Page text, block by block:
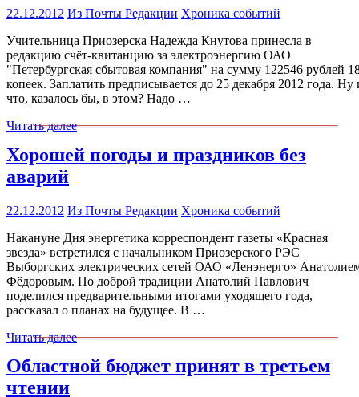
22.12.2012 Из Почты Редакции Хроника событий
Учительница Приозерска Надежда Кнутова принесла в
редакцию счёт-квитанцию за электроэнергию ОАО
"Петербургская сбытовая компания" на сумму 122546 рублей
копеек. Заплатить предписывается до 25 декабря 2012 года. Ну
что, казалось бы, в этом? Надо …
Читать далее
Хорошей погоды и праздников без
аварий
22.12.2012 Из Почты Редакции Хроника событий
Накануне Дня энергетика корреспондент газеты «Красная
звезда» встретился с начальником Приозерского РЭС
Выборгских электрических сетей ОАО «Ленэнерго»
Фёдоровым. По доброй традиции Анатолий Павлович
поделился предварительными итогами уходящего года,
рассказал о планах на будущее. В …
Читать далее
Областной бюджет принят в третьем
чтении